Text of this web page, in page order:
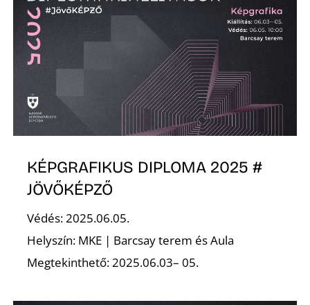
KÉPGRAFIKUS DIPLOMA 2025 #
JÖVŐKÉPZŐ
Védés: 2025.06.05.
Helyszín: MKE | Barcsay terem és Aula
Megtekinthető: 2025.06.03– 05.